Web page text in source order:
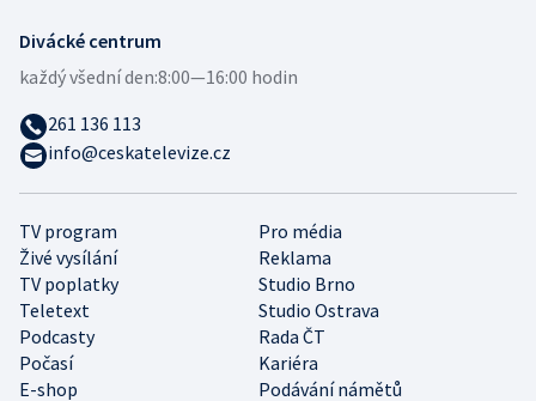
TV program
Pro média
Živé vysílání
Reklama
TV poplatky
Studio Brno
Teletext
Studio Ostrava
Podcasty
Rada ČT
Počasí
Kariéra
E-shop
Podávání námětů
Divácké centrum
každý všední den:8:00—16:00 hodin
261 136 113
info@ceskatelevize.cz